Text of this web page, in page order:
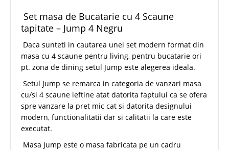
Set masa de Bucatarie cu 4 Scaune
tapitate – Jump 4 Negru
Daca sunteti in cautarea unei set modern format din
masa cu 4 scaune pentru living, pentru bucatarie ori
pt. zona de dining setul Jump este alegerea ideala.
Setul Jump se remarca in categoria de vanzari masa
cu/si 4 scaune ieftine atat datorita faptului ca se ofera
spre vanzare la pret mic cat si datorita designului
modern, functionalitatii dar si calitatii la care este
executat.
Masa Jump este o masa fabricata pe un cadru